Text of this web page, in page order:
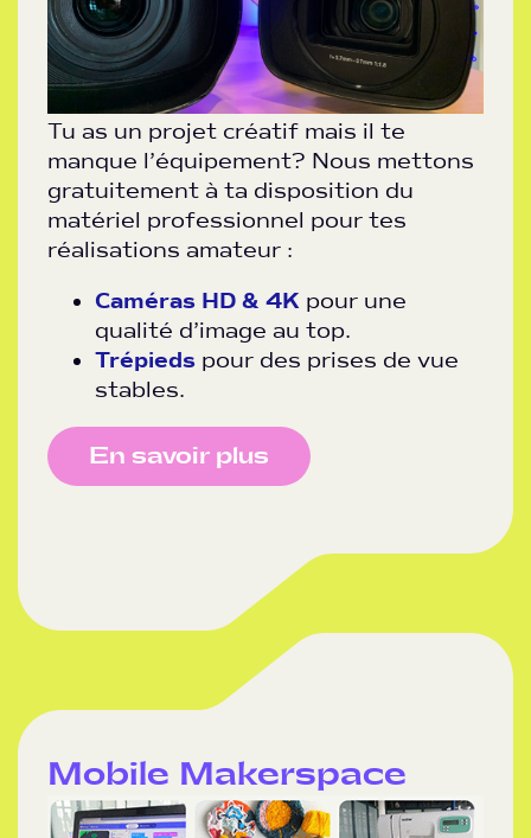
Tu as un projet créatif mais il te
manque l’équipement? Nous mettons
gratuitement à ta disposition du
matériel professionnel pour tes
réalisations amateur :
Caméras HD & 4K pour une
qualité d’image au top.
Trépieds pour des prises de vue
stables.
En savoir plus
Mobile Makerspace